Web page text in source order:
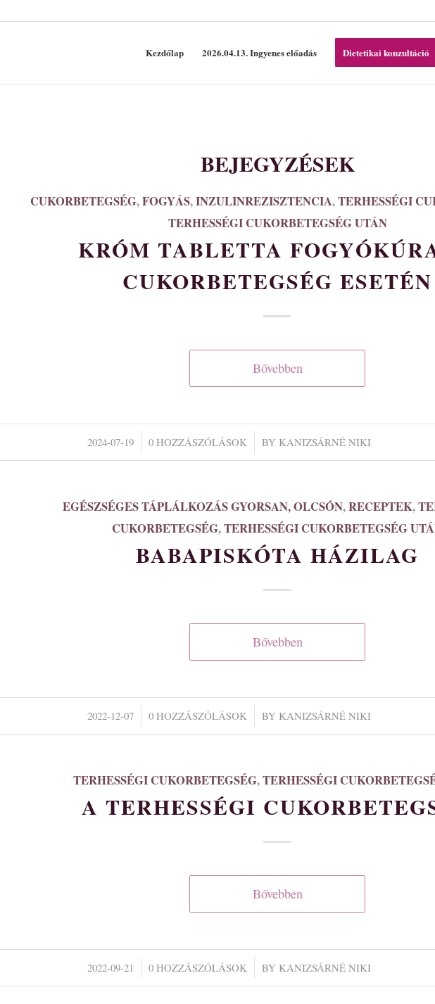
Kezdőlap 2026.04.13. Ingyenes előadás Dietetikai konzultáció
BEJEGYZÉSEK
CUKORBETEGSÉG,FOGYÁS,INZULINREZISZTENCIA,TERHESSÉGI
TERHESSÉGI CUKORBETEGSÉG UTÁN
KRÓM TABLETTA
CUKORBETEGSÉG ESETÉN
Bővebben
2024-07-19
/ 0 HOZZÁSZÓLÁSOK
/ BY KANIZSÁRNÉ NIKI
EGÉSZSÉGES TÁPLÁLKOZÁS GYORSAN, OLCSÓN,RECEPTEK,
CUKORBETEGSÉG,TERHESSÉGI CUKORBETEGSÉG
BABAPISKÓTA HÁZILAG
Bővebben
2022-12-07
/ 0 HOZZÁSZÓLÁSOK
/ BY KANIZSÁRNÉ NIKI
TERHESSÉGI CUKORBETEGSÉG,TERHESSÉGI
A TERHESSÉGI
Bővebben
2022-09-21
/ 0 HOZZÁSZÓLÁSOK
/ BY KANIZSÁRNÉ NIKI